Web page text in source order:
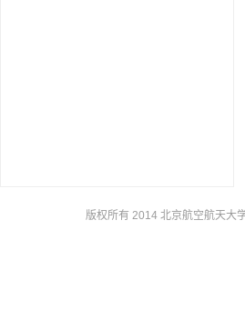
版权所有 2014 北京航空航天